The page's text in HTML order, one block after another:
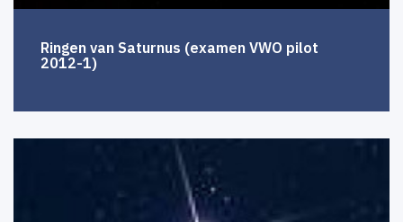
Ringen van Saturnus (examen VWO pilot
2012-1)